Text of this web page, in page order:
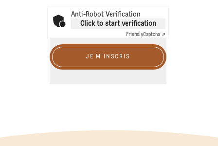
Anti-Robot Verification
Click to start verification
FriendlyCaptcha ⇗
JE M'INSCRIS